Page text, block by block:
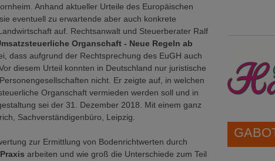
Anhand aktueller Urteile des Europäischen
eventuell zu erwartende aber auch konkrete
auf. Rechtsanwalt und Steuerberater Ralf
Organschaft - Neue Regeln ab
dass aufgrund der Rechtsprechung des EuGH auch
diesem Urteil konnten in Deutschland nur juristische
nicht. Er zeigte auf, in welchen
Organschaft vermieden werden soll und in
sei der 31. Dezember 2018. Mit einem ganz
Sachverständigenbüro, Leipzig.
zur Ermittlung von Bodenrichtwerten durch
arbeiten und wie groß die Unterschiede zum Teil